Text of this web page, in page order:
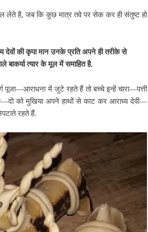
लेते है, जब कि कुछ मात्र तवे पर सेक कर ही संतुष्ट हो
देवों की कृपा मान उनके प्रति अपने ही तरीके से
बाकर्या त्यार के मूल में समाहित है.
पूजा—आराधना में जुटे रहते हैं तो बच्चे इन्हें चारा—पत्ती
को मुखिया अपने हाथों से काट कर आराध्य देवी—
रहते हैं.